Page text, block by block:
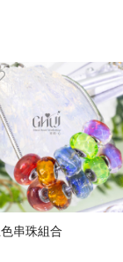
串珠組合